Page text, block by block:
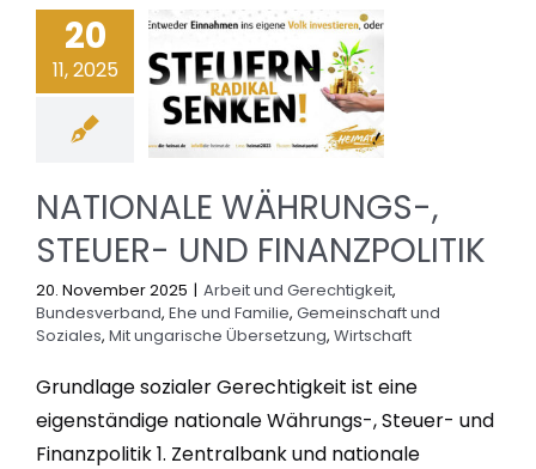
20
11, 2025
NATIONALE WÄHRUNGS-,
STEUER- UND FINANZPOLITIK
20. November 2025 | Arbeit und Gerechtigkeit,
Bundesverband, Ehe und Familie, Gemeinschaft und
Soziales, Mit ungarische Übersetzung, Wirtschaft
Grundlage sozialer Gerechtigkeit ist eine
eigenständige nationale Währungs-, Steuer- und
Finanzpolitik 1. Zentralbank und nationale